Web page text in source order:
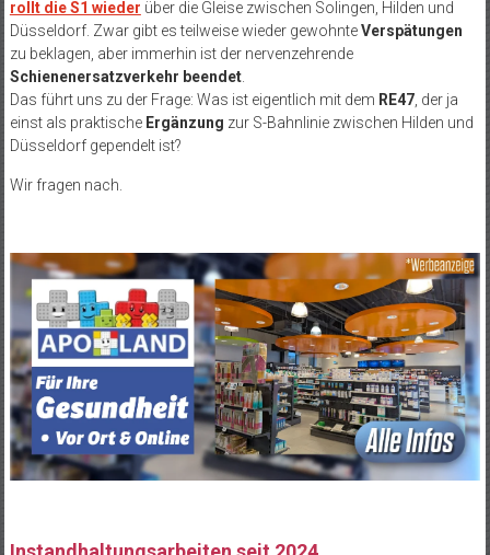
rollt die S1 wieder über die Gleise zwischen Solingen, Hilden und
Düsseldorf. Zwar gibt es teilweise wieder gewohnteVerspätungen
zu beklagen, aber immerhin ist der nervenzehrende
Schienenersatzverkehr beendet.
Das führt uns zu der Frage: Was ist eigentlich mit dem RE47, der ja
einst als praktische Ergänzung zur S-Bahnlinie zwischen Hilden und
Düsseldorf gependelt ist?
Wir fragen nach.